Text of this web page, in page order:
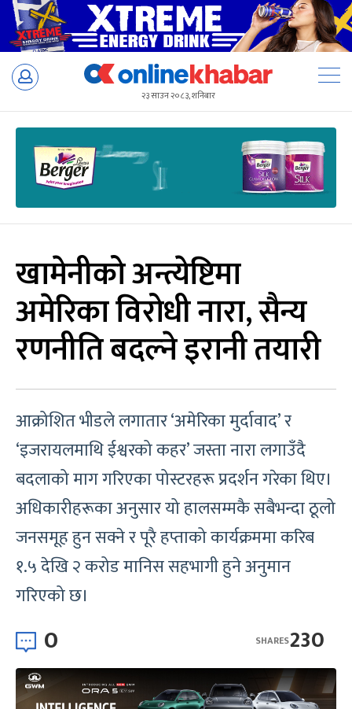
Skip
२३ साउन २०८३, शनिबार
खामेनीको अन्त्येष्टिमा
अमेरिका विरोधी नारा, सैन्य
रणनीति बदल्ने इरानी तयारी
आक्रोशित भीडले लगातार ‘अमेरिका मुर्दावाद’ र
‘इजरायलमाथि ईश्वरको कहर’ जस्ता नारा लगाउँदै
बदलाको माग गरिएका पोस्टरहरू प्रदर्शन गरेका थिए।
अधिकारीहरूका अनुसार यो हालसम्मकै सबैभन्दा ठूलो
जनसमूह हुन सक्ने र पूरै हप्ताको कार्यक्रममा करिब
१.५ देखि २ करोड मानिस सहभागी हुने अनुमान
गरिएको छ।
0 230
SHARES